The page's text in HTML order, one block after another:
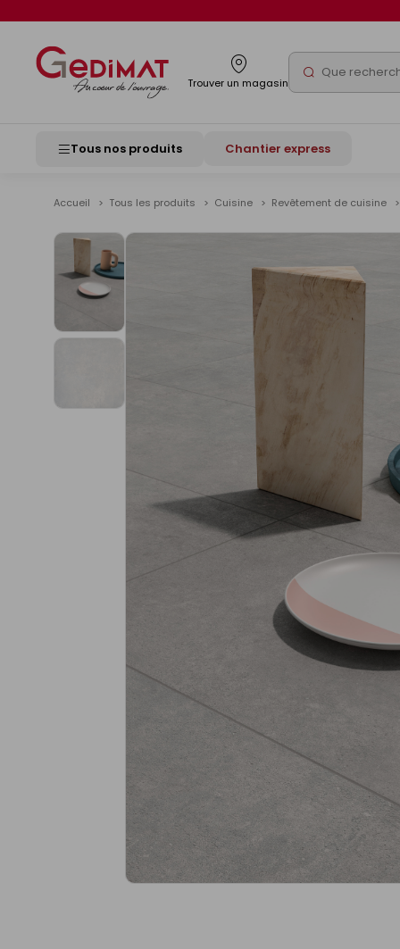
Trouver un magasin Rechercher
Tous nos produits Chantier express
Accueil Tous les produits Cuisine Revêtement de cuisine
Voir